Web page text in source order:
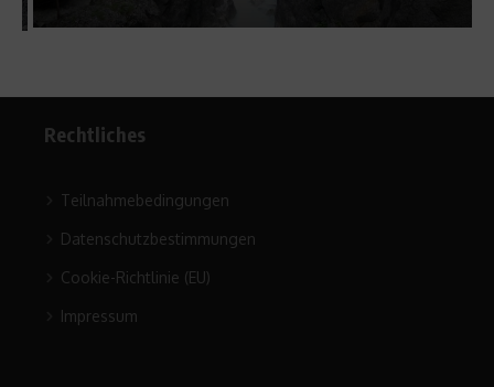
Rechtliches
Teilnahmebedingungen
Datenschutzbestimmungen
Cookie-Richtlinie (EU)
Impressum